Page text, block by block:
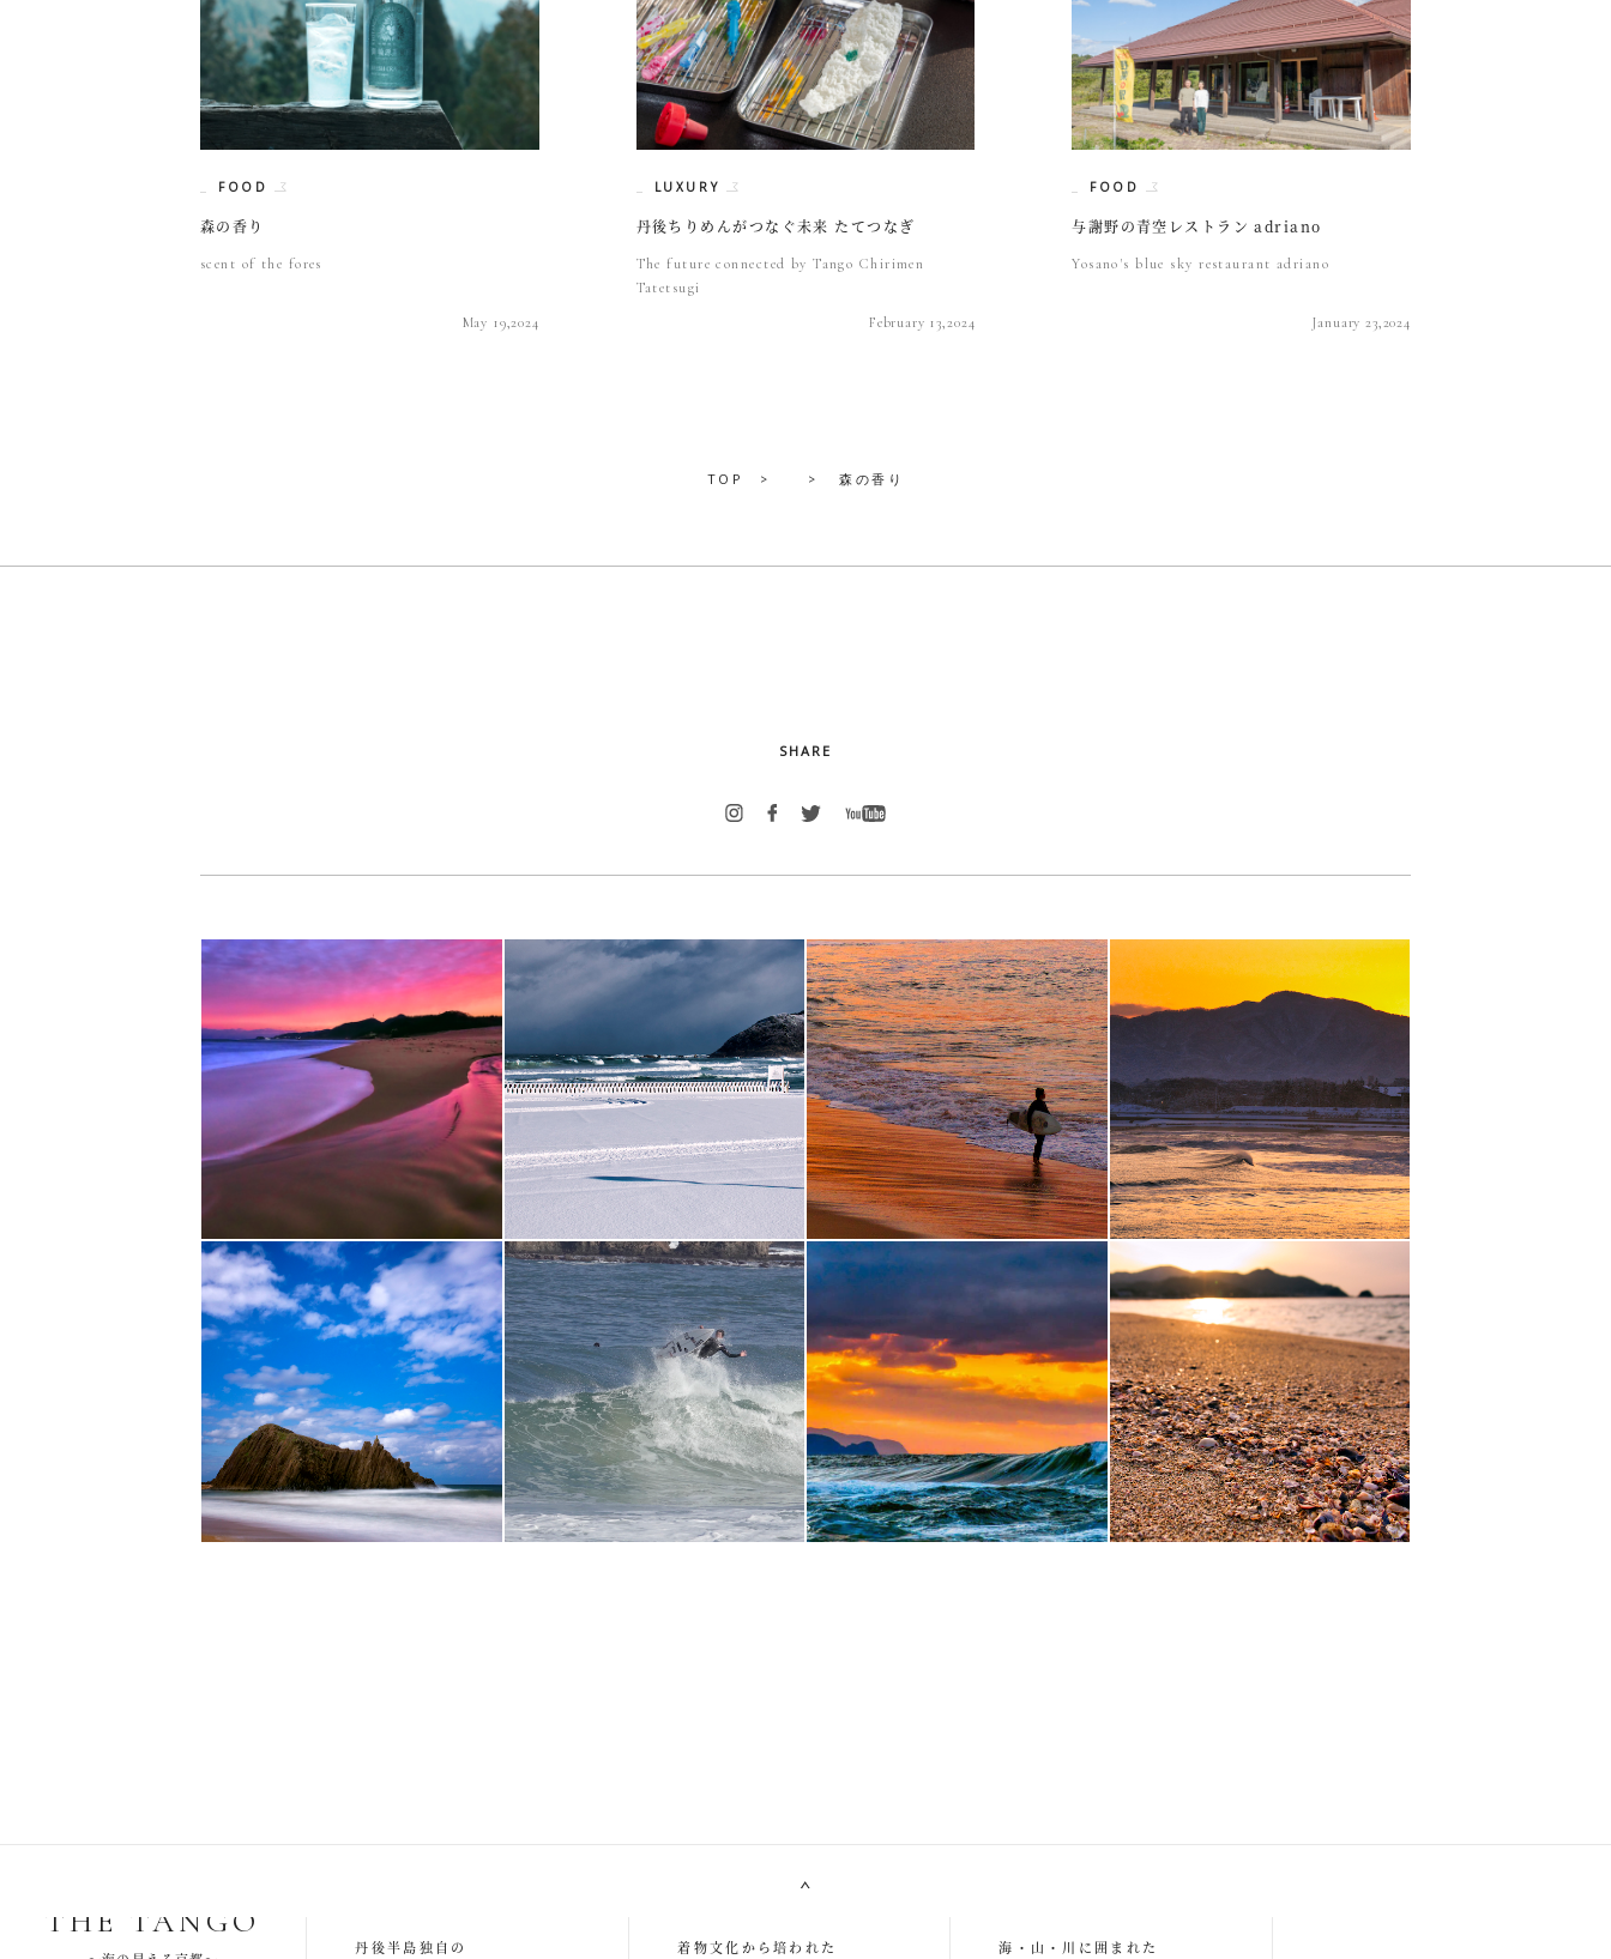
FOOD
森の香り
scent of the fores
May 19,2024
LUXURY
丹後ちりめんがつなぐ未来 たてつなぎ
The future connected by Tango Chirimen
Tatetsugi
February 13,2024
FOOD
与謝野の青空レストラン adriano
Yosano's blue sky restaurant adriano
January 23,2024
TOP 森の香り
SHARE
THE TANGO
丹後半島独自の 着物文化から培われた 海・山・川に囲まれた